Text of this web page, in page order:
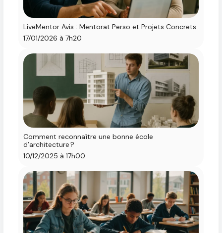
LiveMentor Avis : Mentorat Perso et Projets Concrets
17/01/2026 à 7h20
Comment reconnaître une bonne école
d’architecture ?
10/12/2025 à 17h00